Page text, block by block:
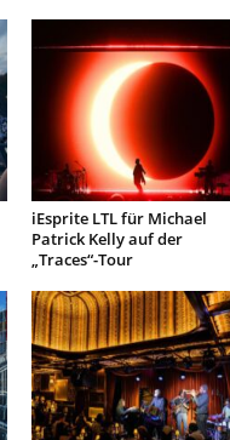
iEsprite LTL für Michael
Patrick Kelly auf der
„Traces“-Tour